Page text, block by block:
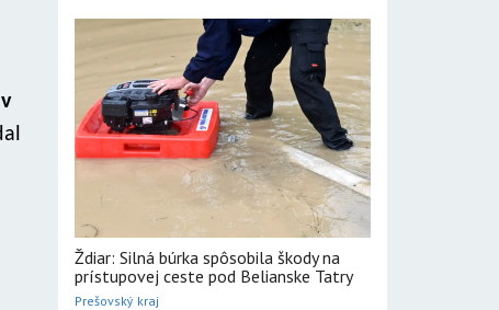
Ždiar: Silná búrka spôsobila škody na
prístupovej ceste pod Belianske Tatry
Prešovský kraj